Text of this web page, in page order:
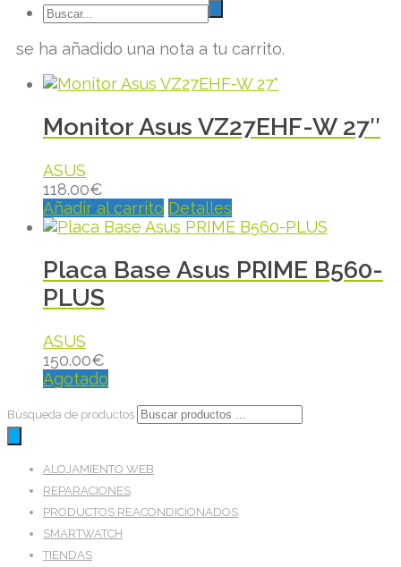
se ha añadido una nota a tu carrito.
Monitor Asus VZ27EHF-W 27″
ASUS
118.00€
Añadir al carrito Detalles
Placa Base Asus PRIME B560-
PLUS
ASUS
150.00€
Agotado
Búsqueda de productos
ALOJAMIENTO WEB
REPARACIONES
PRODUCTOS REACONDICIONADOS
SMARTWATCH
TIENDAS